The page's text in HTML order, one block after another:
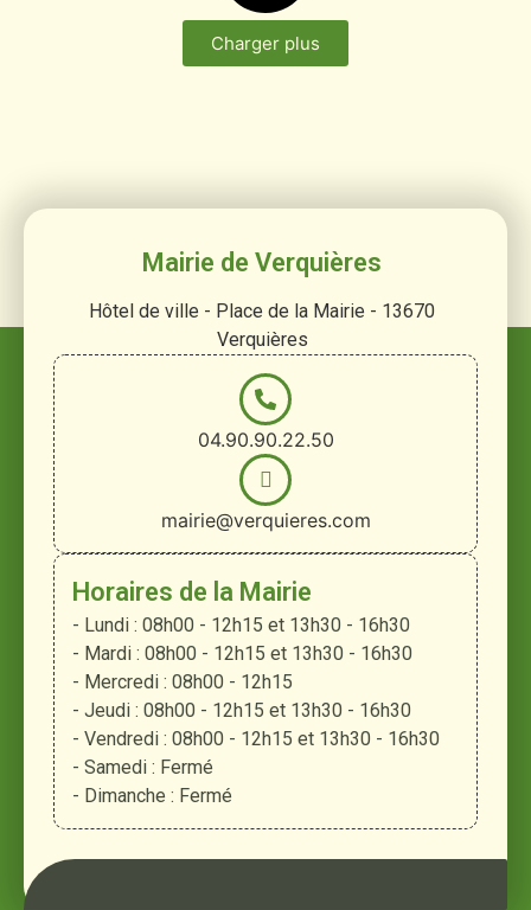
Charger plus
Mairie de Verquières
Hôtel de ville - Place de la Mairie - 13670
Verquières
04.90.90.22.50
mairie@verquieres.com
Horaires de la Mairie
- Lundi : 08h00 - 12h15 et 13h30 - 16h30
- Mardi : 08h00 - 12h15 et 13h30 - 16h30
- Mercredi : 08h00 - 12h15
- Jeudi : 08h00 - 12h15 et 13h30 - 16h30
- Vendredi : 08h00 - 12h15 et 13h30 - 16h30
- Samedi : Fermé
- Dimanche : Fermé